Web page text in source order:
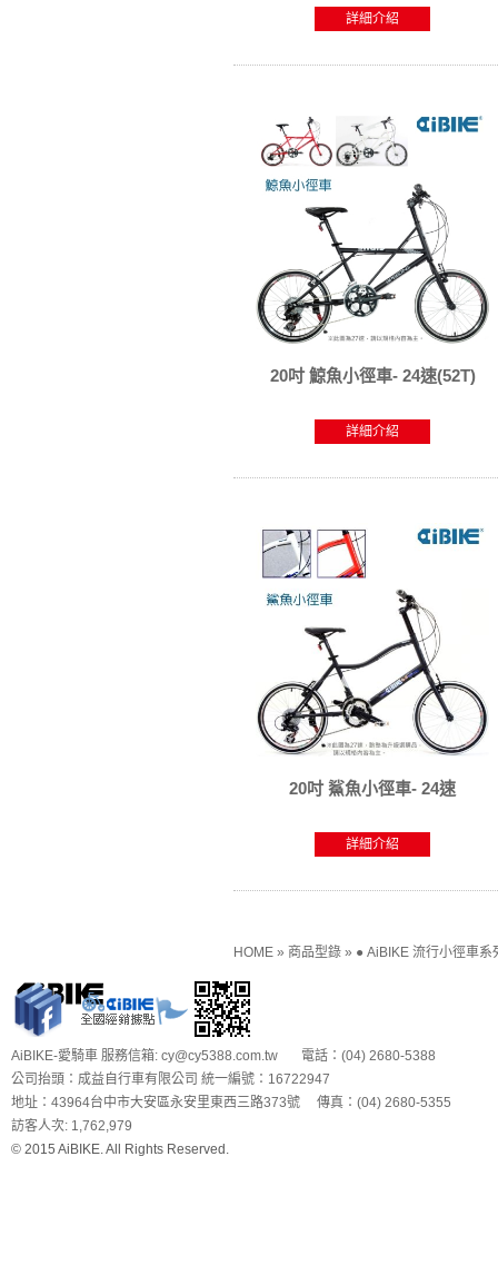
詳細介紹
20吋 鯨魚小徑車- 24速(52T)
詳細介紹
20吋 鯊魚小徑車- 24速
詳細介紹
HOME » 商品型錄 » ● AiBIKE 流行小徑車系
AiBIKE-愛騎車 服務信箱: cy@cy5388.com.tw 電話：(04) 2680-5388
公司抬頭：成益自行車有限公司 統一編號：16722947
地址：43964台中市大安區永安里東西三路373號 傳真：(04) 2680-5355
訪客人次: 1,762,979
© 2015 AiBIKE. All Rights Reserved.